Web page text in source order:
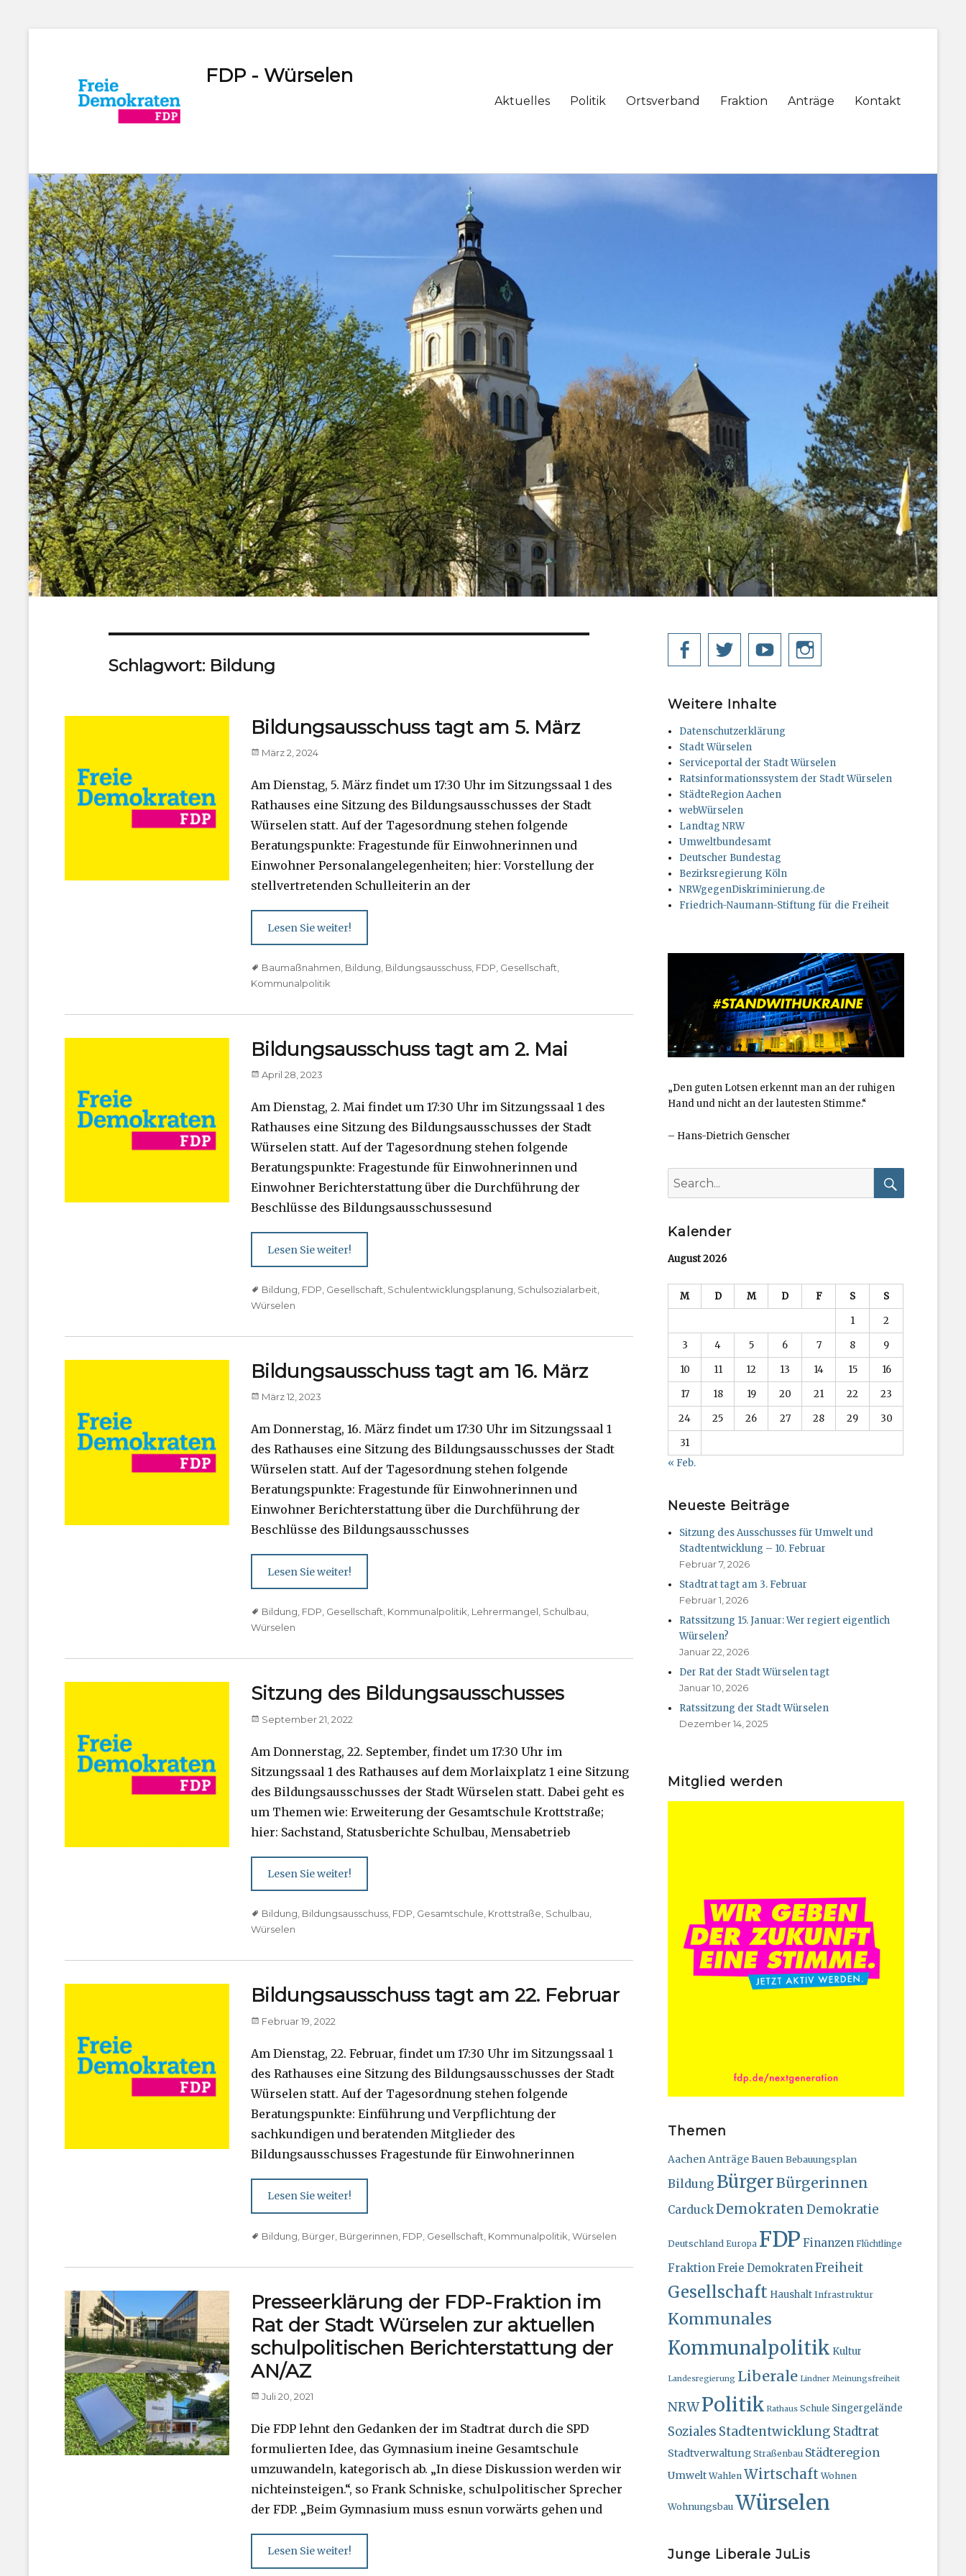
FDP - Würselen
Primary
Aktuelles Politik Ortsverband Fraktion Anträge Kontakt
Schlagwort: Bildung
Bildungsausschuss tagt am 5. März
Posted
März 2, 2024
Am Dienstag, 5. März findet um 17:30 Uhr im Sitzungssaal 1 des
Rathauses eine Sitzung des Bildungsausschusses der Stadt
Würselen statt. Auf der Tagesordnung stehen folgende
Beratungspunkte: Fragestunde für Einwohnerinnen und
Einwohner Personalangelegenheiten; hier: Vorstellung der
stellvertretenden Schulleiterin an der
Lesen Sie weiter!
TagsBaumaßnahmen Bildung Bildungsausschuss FDP Gesellschaft
Kommunalpolitik
Bildungsausschuss tagt am 2. Mai
Posted
April 28, 2023
Am Dienstag, 2. Mai findet um 17:30 Uhr im Sitzungssaal 1 des
Rathauses eine Sitzung des Bildungsausschusses der Stadt
Würselen statt. Auf der Tagesordnung stehen folgende
Beratungspunkte: Fragestunde für Einwohnerinnen und
Einwohner Berichterstattung über die Durchführung der
Beschlüsse des Bildungsausschussesund
Lesen Sie weiter!
TagsBildung, FDP, Gesellschaft, Schulentwicklungsplanung, Schulsozialarbeit,
Würselen
Bildungsausschuss tagt am 16. März
Posted
März 12, 2023
Am Donnerstag, 16. März findet um 17:30 Uhr im Sitzungssaal 1
des Rathauses eine Sitzung des Bildungsausschusses der Stadt
Würselen statt. Auf der Tagesordnung stehen folgende
Beratungspunkte: Fragestunde für Einwohnerinnen und
Einwohner Berichterstattung über die Durchführung der
Beschlüsse des Bildungsausschusses
Lesen Sie weiter!
TagsBildung, FDP, Gesellschaft, Kommunalpolitik, Lehrermangel, Schulbau,
Würselen
Sitzung des Bildungsausschusses
Posted
September 21, 2022
Am Donnerstag, 22. September, findet um 17:30 Uhr im
Sitzungssaal 1 des Rathauses auf dem Morlaixplatz 1 eine Sitzung
des Bildungsausschusses der Stadt Würselen statt. Dabei geht es
um Themen wie: Erweiterung der Gesamtschule Krottstraße;
hier: Sachstand, Statusberichte Schulbau, Mensabetrieb
Lesen Sie weiter!
TagsBildung, Bildungsausschuss, FDP, Gesamtschule, Krottstraße, Schulbau,
Würselen
Bildungsausschuss tagt am 22. Februar
Posted
Februar 19, 2022
Am Dienstag, 22. Februar, findet um 17:30 Uhr im Sitzungssaal 1
des Rathauses eine Sitzung des Bildungsausschusses der Stadt
Würselen statt. Auf der Tagesordnung stehen folgende
Beratungspunkte: Einführung und Verpflichtung der
sachkundigen und beratenden Mitglieder des
Bildungsausschusses Fragestunde für Einwohnerinnen
Lesen Sie weiter!
TagsBildung Bürger Bürgerinnen FDP Gesellschaft Kommunalpolitik ,Würselen
Presseerklärung der FDP-Fraktion im
Rat der Stadt Würselen zur aktuellen
schulpolitischen Berichterstattung der
AN/AZ
Posted
Juli 20, 2021
Die FDP lehnt den Gedanken der im Stadtrat durch die SPD
formulierten Idee, das Gymnasium ineine Gesamtschule
umzuwandeln, kategorisch ab. „In diese Diskussion werden wir
nichteinsteigen.“, so Frank Schniske, schulpolitischer Sprecher
der FDP. „Beim Gymnasium muss esnun vorwärts gehen und
Lesen Sie weiter!
Facebook
TwitterYouTube
Weitere Inhalte
Datenschutzerklärung
Stadt Würselen
Serviceportal der Stadt Würselen
Ratsinformationssystem der Stadt Würselen
StädteRegion Aachen
webWürselen
Landtag NRW
Umweltbundesamt
Deutscher Bundestag
Bezirksregierung Köln
NRWgegenDiskriminierung.de
Friedrich-Naumann-Stiftung für die Freiheit
„Den guten Lotsen erkennt man an der ruhigen
Hand und nicht an der lautesten Stimme.“
– Hans-Dietrich Genscher
for:
Kalender
August 2026
M D M D F S
S
1
2
3
4 5 6 7 8
9
10
11 12 13 14 15
16
17
18 19 20 21 22
23
24
25 26 27 28 29
30
31
« Feb.
Neueste Beiträge
Sitzung des Ausschusses für Umwelt und
Stadtentwicklung – 10. Februar
Februar 7, 2026
Stadtrat tagt am 3. Februar
Februar 1, 2026
Ratssitzung 15. Januar: Wer regiert eigentlich
Würselen?
Januar 22, 2026
Der Rat der Stadt Würselen tagt
Januar 10, 2026
Ratssitzung der Stadt Würselen
Dezember 14, 2025
Mitglied werden
Themen
AachenAnträgeBauenBebauungsplan
Bildung BürgerBürgerinnen
CarduckDemokratenDemokratie
Deutschland Europa FDP Finanzen Flüchtlinge
FraktionFreie DemokratenFreiheit
Gesellschaft Haushalt Infrastruktur
Kommunales
Kommunalpolitik Kultur
Landesregierung Liberale Lindner Meinungsfreiheit
NRWPolitik Rathaus Schule Singergelände
Soziales Stadtentwicklung Stadtrat
Stadtverwaltung Straßenbau Städteregion
Umwelt Wahlen Wirtschaft Wohnen
WohnungsbauWürselen
Junge Liberale JuLis